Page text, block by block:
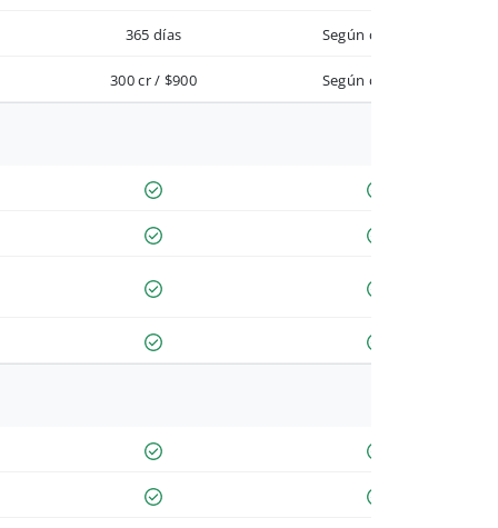
365 días Según contrato
300 cr / $900 Según contrato